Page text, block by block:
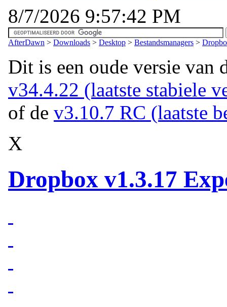
8/7/2026 9:57:42 PM
AfterDawn > Downloads > Desktop > Bestandsmanagers >
Dit is een oude versie van
v34.4.22 (laatste stabiele
of de v3.10.7 RC (laatste
X
Dropbox v1.3.17